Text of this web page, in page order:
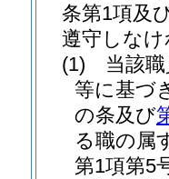
条第1項及
遵守しな
(1)
当該
等に基づ
の条及び
る職の属
第1項第5